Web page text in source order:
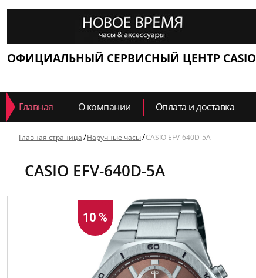
ОФИЦИАЛЬНЫЙ СЕРВИСНЫЙ ЦЕНТР CASIO
Главная О компании Оплата и доставка
Главная страница Наручные часы CASIO EFV-640D-5A
CASIO EFV-640D-5A
10 %